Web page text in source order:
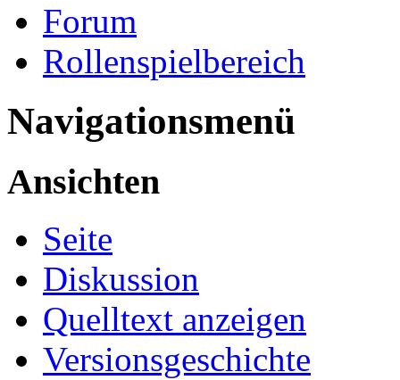
Forum
Rollenspielbereich
Navigationsmenü
Ansichten
Seite
Diskussion
Quelltext anzeigen
Versionsgeschichte